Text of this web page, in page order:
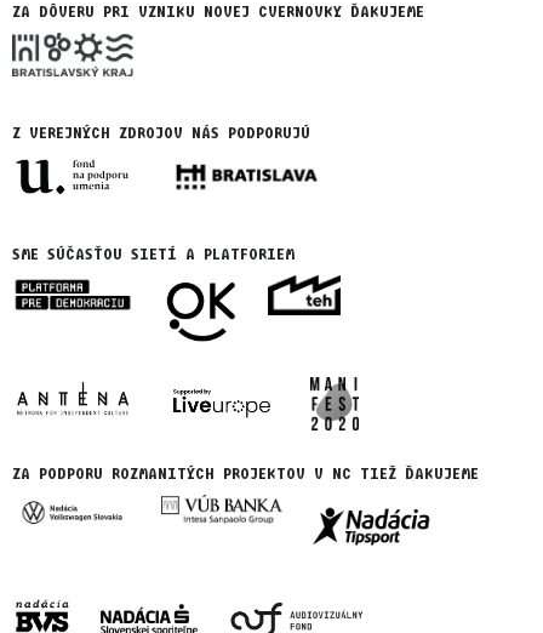
ZA DÔVERU PRI VZNIKU NOVEJ CVERNOVKY ĎAKUJEME
Z VEREJNÝCH ZDROJOV NÁS PODPORUJÚ
SME SÚČASŤOU SIETÍ A PLATFORIEM
ZA PODPORU ROZMANITÝCH PROJEKTOV V NC TIEŽ ĎAKUJEME